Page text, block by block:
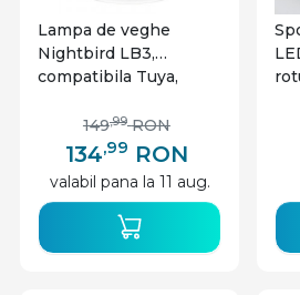
Lampa de veghe
Nightbird LB3,
compatibila Tuya,
134,99 RON
149,99 RON
valabil pana la 11 aug.